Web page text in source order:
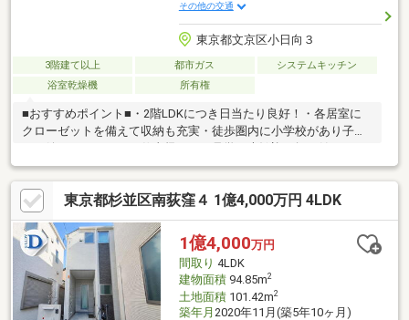
その他の交通
東京都文京区小日向３
3階建て以上 都市ガス
システムキッチン
浴室乾燥機
所有権
■おすすめポイント■・2階LDKにつき日当たり良好！・各居室に
クローゼットを備えて収納も充実・徒歩圏内に小学校があり子育
客様、正しい家探しをお伝えします■交通アクセス■・丸の内線
【茗荷谷】駅徒歩5分----------------------お気軽に下記の《資料請求》
又は《見学予約》ボタンをクリック！又は大和アクタス 0120-
105-111(通話無料)まで
東京都杉並区南荻窪４ 1億4,000万円 4LDK
1億4,000万円
間取り 4LDK
建物面積94.85m2
土地面積101.42m2
築年月 2020年11月(築5年10ヶ月)